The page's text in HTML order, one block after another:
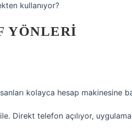
kullanıyor?
YÖNLERI
kolayca hesap makinesine
Direkt telefon açılıyor, uygulama